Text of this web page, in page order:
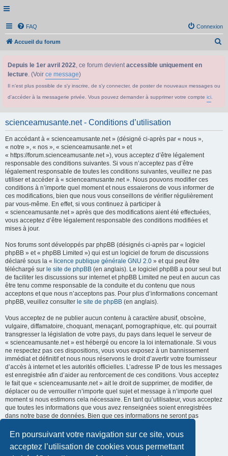
En poursuivant votre navigation sur ce site, vous
acceptez l’utilisation de cookies vous permettant
FAQ Connexion
Accueil du forum
Depuis le 1er avril 2022, ce forum devientaccessible uniquement en
lecture. (Voir ce message)
Il n'est plus possible de s'y inscrire, de s'y connecter, de poster de nouveaux messages ou
d'accéder à la messagerie privée. Vous pouvez demander à supprimer votre compte ici
scienceamusante.net - Conditions d’utilisation
En accédant à « scienceamusante.net » (désigné ci-après par « nous »,
« notre », « nos », « scienceamusante.net » et
« https://forum.scienceamusante.net »), vous acceptez d’être légalement
responsable des conditions suivantes. Si vous n’acceptez pas d’être
légalement responsable de toutes les conditions suivantes, veuillez ne pas
utiliser et accéder à « scienceamusante.net ». Nous pouvons modifier ces
conditions à n’importe quel moment et nous essaierons de vous informer de
ces modifications, bien que nous vous conseillons de vérifier régulièrement
par vous-même. En effet, si vous continuez à participer à
« scienceamusante.net » après que des modifications aient été effectuées,
vous acceptez d’être légalement responsable des conditions modifiées et
mises à jour.
Nos forums sont développés par phpBB (désignés ci-après par « logiciel
phpBB » et « phpBB Limited ») qui est un logiciel de forum de discussions
déclaré sous la « licence publique générale GNU 2.0 » et qui peut être
téléchargé sur le site de phpBB (en anglais). Le logiciel phpBB a pour seul but
de faciliter les discussions sur internet et phpBB Limited ne peut en aucun cas
être tenu comme responsable de la conduite et du contenu que nous
acceptons et que nous n’acceptons pas. Pour plus d’informations concernant
phpBB, veuillez consulter le site de phpBB (en anglais).
Vous acceptez de ne publier aucun contenu à caractère abusif, obscène,
vulgaire, diffamatoire, choquant, menaçant, pornographique, etc. qui pourrait
transgresser la législation de votre pays, du pays dans lequel le serveur de
« scienceamusante.net » est hébergé ou encore la loi internationale. Si vous
ne respectez pas ces dispositions, vous vous exposez à un bannissement
immédiat et définitif et nous nous réservons le droit d’avertir votre fournisseur
d’accès à internet et les autorités officielles. L’adresse IP de tous les messages
est enregistrée afin d’aider au renforcement de ces conditions. Vous acceptez
le fait que « scienceamusante.net » ait le droit de supprimer, de modifier, de
déplacer ou de verrouiller n’importe quel sujet et message à n’importe quel
moment si nous estimons cela nécessaire. En tant qu’utilisateur, vous acceptez
que toutes les informations que vous avez renseignées soient enregistrées
dans notre base de données. Bien que ces informations ne seront pas
« scienceamusante.net », ni phpBB, ne pourront être tenus comme
responsables en cas de tentative de piratage informatique visant à
compromettre vos données.